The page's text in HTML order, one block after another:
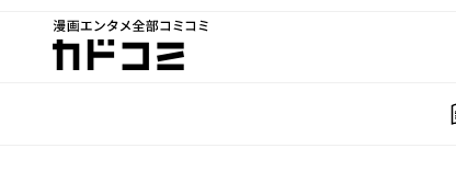
漫画エンタメ全部コミコミ
カドコミ